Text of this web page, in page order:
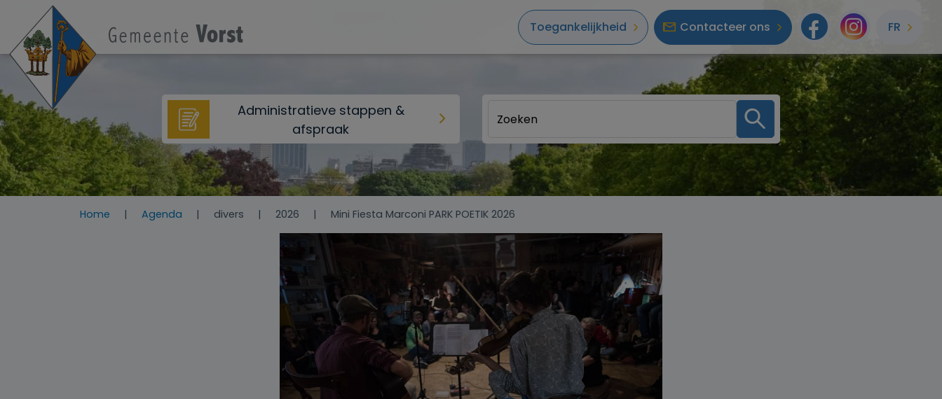
Overslaan en naar de inhoud gaan
Toegankelijkheid Contacteer ons Facebook
FR
Administratieve stappen &
afspraak
Home Agenda divers 2026 Mini Fiesta Marconi PARK POETIK 2026